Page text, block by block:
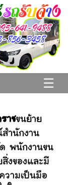
☰
าชขนย้าย
ำนักงาน
พนักงานขน
งของและมี
วามเป็นมือ